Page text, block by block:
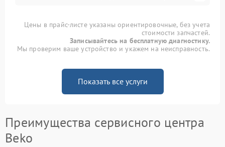
Цены в прайс-листе указаны ориентировочные, без учета
стоимости запчастей.
Записывайтесь на бесплатную диагностику.
Мы проверим ваше устройство и укажем на неисправность.
Показать все услуги
Преимущества сервисного центра
Beko